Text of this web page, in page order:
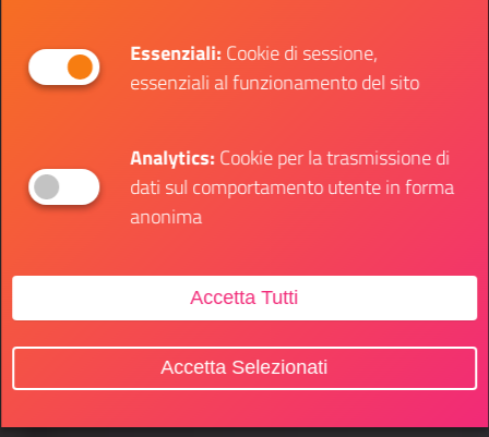
Essenziali:Cookie di sessione,
essenziali al funzionamento del sito
Analytics:Cookie per la trasmissione di
dati sul comportamento utente in forma
anonima
Accetta Tutti
Accetta Selezionati